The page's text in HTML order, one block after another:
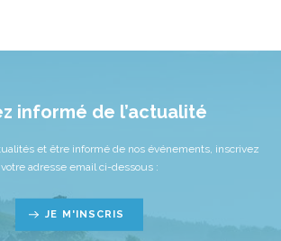
informé de l’actualité
et être informé de nos événements, inscrivez
votre adresse email ci-dessous :
JE M'INSCRIS